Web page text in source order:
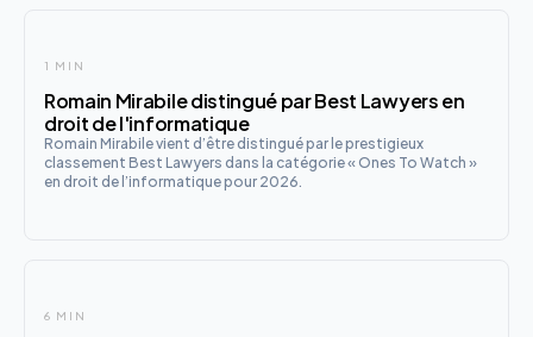
1 MIN
Romain Mirabile distingué par Best Lawyers en
droit de l'informatique
Romain Mirabile vient d’être distingué par le prestigieux
classement Best Lawyers dans la catégorie « Ones To Watch »
en droit de l’informatique pour 2026.
6 MIN